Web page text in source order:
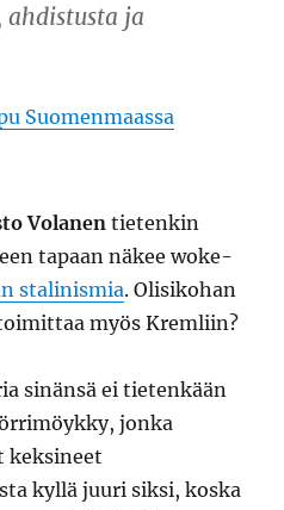
ahdistusta ja
Suomenmaassa
Volanen tietenkin
tapaan näkee woke-
stalinismia. Olisikohan
myös Kremliin?
sinänsä ei tietenkään
jonka
keksineet
kyllä juuri siksi, koska